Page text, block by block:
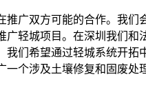
推广双方可能的合作。我们
广轻城项目。在深圳我们
我们希望通过轻城系统开
个涉及土壤修复和固废处